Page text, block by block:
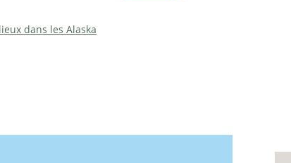
dans les Alaska